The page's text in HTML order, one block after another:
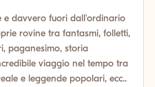
e davvero fuori dall'ordinario
rovine tra fantasmi, folletti,
paganesimo, storia
viaggio nel tempo tra
e leggende popolari, ecc..